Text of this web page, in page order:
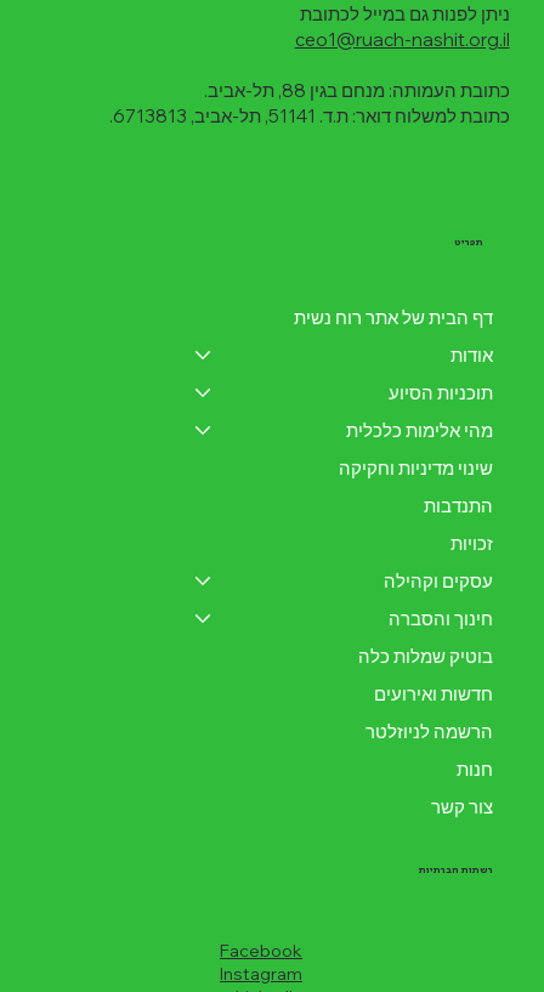
רשתות חברתיות
Facebook
Instagram
תפריט
דף הבית של אתר רוח נשית
אודות
תוכניות הסיוע
מהי אלימות כלכלית
שינוי מדיניות וחקיקה
התנדבות
זכויות
עסקים וקהילה
חינוך והסברה
בוטיק שמלות כלה
חדשות ואירועים
הרשמה לניוזלטר
חנות
צור קשר
ניתן לפנות גם במייל לכתובת
ceo1@ruach-nashit.org.il
כתובת העמותה: מנחם בגין 88, תל-אביב.
כתובת למשלוח דואר: ת.ד. 51141, תל-אביב, 6713813.